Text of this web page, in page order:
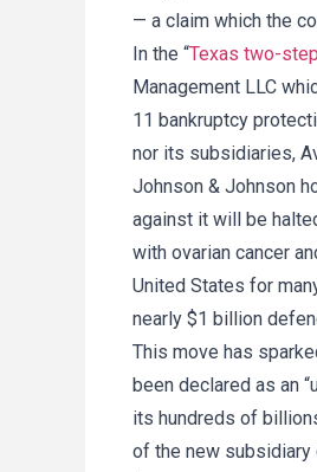
— a claim which the
In the “Texas two-step
Management LLC
11 bankruptcy
nor its subsidiaries,
Johnson & Johnson
against it will be
with ovarian cancer
United States for
nearly $1 billion
This move has
been declared as an
its hundreds of
of the new subsidiary